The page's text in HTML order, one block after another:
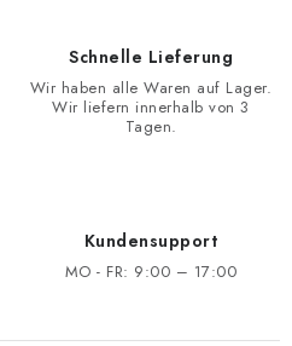
Schnelle Lieferung
Wir haben alle Waren auf Lager.
Wir liefern innerhalb von 3
Tagen.
Kundensupport
MO - FR: 9:00 – 17:00